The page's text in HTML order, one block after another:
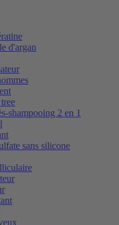
d'argan
shampooing 2 en 1
sans silicone